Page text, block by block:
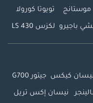
موستانج تويوتا كورولا
باجيرو لكزس LS 430
كيكس جيتور G700
نيسان إكس تريل